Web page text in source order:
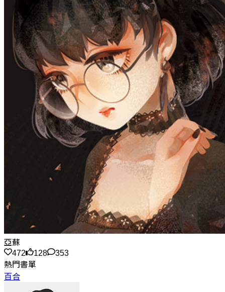
亞蘇
472
128
353
熱門書單
百合